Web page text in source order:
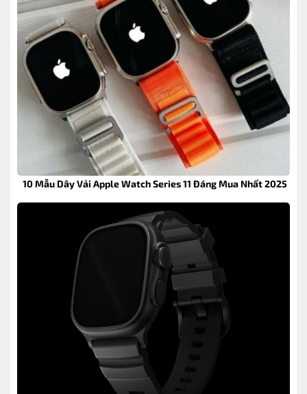
10 Mẫu Dây Vải Apple Watch Series 11 Đáng Mua Nhất 2025